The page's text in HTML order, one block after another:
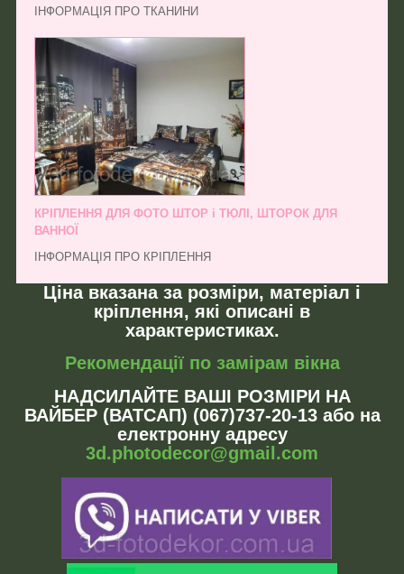
ІНФОРМАЦІЯ ПРО ТКАНИНИ
КРІПЛЕННЯ ДЛЯ ФОТО ШТОР і ТЮЛІ, ШТОРОК ДЛЯ
ВАННОЇ
ІНФОРМАЦІЯ ПРО КРІПЛЕННЯ
Ціна вказана за розміри, матеріал і
кріплення, які описані в
характеристиках.
Рекомендації по замірам вікна
НАДСИЛАЙТЕ ВАШІ РОЗМІРИ НА
ВАЙБЕР (ВАТСАП) (067)737-20-13 або на
електронну адресу
3d.photodecor@gmail.com